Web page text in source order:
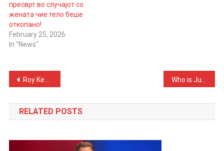
пресврт во случајот со
жената чие тело беше
откопано!
February 25, 2026
In "News"
Post
navigation
Roy Keane Advises Tuchel to Bench a Big England Star Who is Julian Quinones – The First Scorer of The 2026 World Cup Who Overshadowed Even Cristiano Ronaldo
RELATED POSTS